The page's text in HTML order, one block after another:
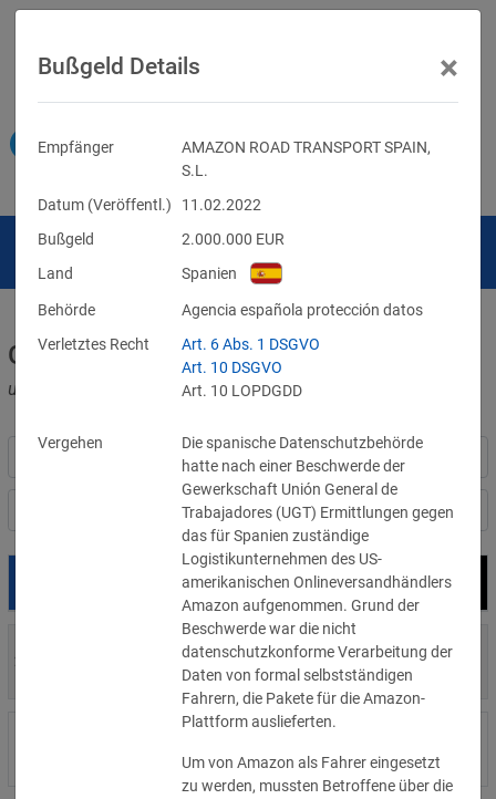
Geldbußen für DSGVO-Verstöße
und für Verletzungen anderer Datenschutzgesetze
Nach Land filtern
Bußgeld Empfänger
29.07.2026
700 €
»Details
Privatperson
»Details
Bußgeld Details ×
Empfänger
AMAZON ROAD TRANSPORT SPAIN,
S.L.
Datum (Veröffentl.)
11.02.2022
Bußgeld
2.000.000 EUR
Land
Spanien
Behörde
Agencia española protección datos
Verletztes Recht
Art. 6 Abs. 1 DSGVO
Art. 10 DSGVO
Art. 10 LOPDGDD
Vergehen
Die spanische Datenschutzbehörde
hatte nach einer Beschwerde der
Gewerkschaft Unión General de
Trabajadores (UGT) Ermittlungen gegen
das für Spanien zuständige
Logistikunternehmen des US-
amerikanischen Onlineversandhändlers
Amazon aufgenommen. Grund der
Beschwerde war die nicht
datenschutzkonforme Verarbeitung der
Daten von formal selbstständigen
Fahrern, die Pakete für die Amazon-
Plattform auslieferten.
Um von Amazon als Fahrer eingesetzt
zu werden, mussten Betroffene über die